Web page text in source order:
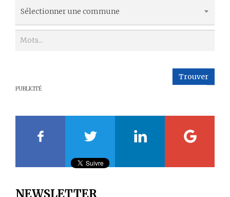
17
Sélectionner une commune
Trouver
PUBLICITÉ
NEWSLETTER